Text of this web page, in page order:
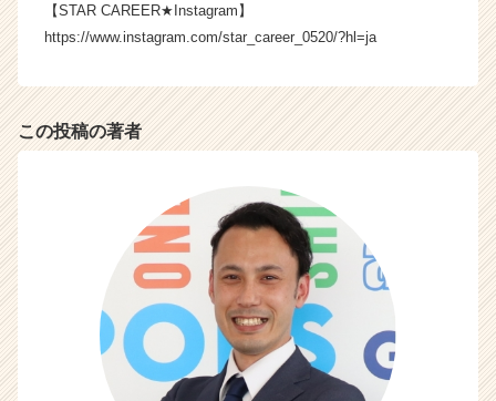
e
e
【STAR CAREER★Instagram】
https://www.instagram.com/star_career_0520/?hl=ja
この投稿の著者